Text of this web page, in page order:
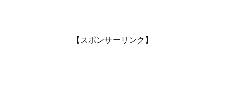
【スポンサーリンク】